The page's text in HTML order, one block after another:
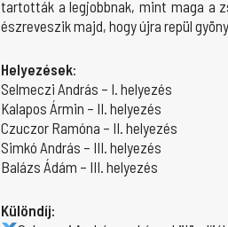
tartották a legjobbnak, mint maga a
észreveszik majd, hogy újra repül
Helyezések:
Selmeczi András – I. helyezés
Kalapos Ármin – II. helyezés
Czuczor Ramóna – II. helyezés
Simkó András – III. helyezés
Balázs Ádám – III. helyezés
Különdíj: